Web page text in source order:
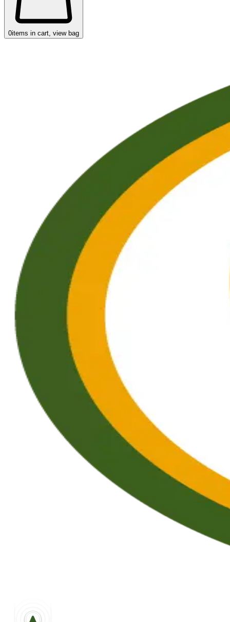
0items in cart, view bag